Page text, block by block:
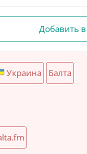
Добавить
Украина Балта